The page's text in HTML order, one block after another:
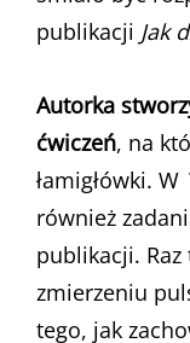
publikacji Jak
Autorka
ćwiczeń, na
łamigłówki. W
również
publikacji.
zmierzeniu
tego, jak